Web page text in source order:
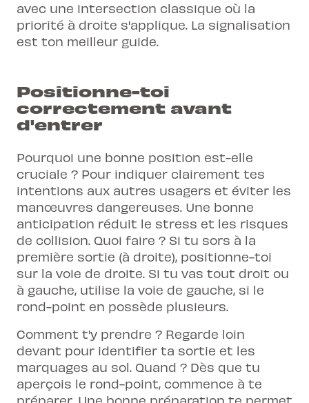
avec une intersection classique où la
priorité à droite s'applique. La signalisation
est ton meilleur guide.
Positionne-toi
correctement avant
d'entrer
Pourquoi une bonne position est-elle
cruciale ? Pour indiquer clairement tes
intentions aux autres usagers et éviter les
manœuvres dangereuses. Une bonne
anticipation réduit le stress et les risques
de collision. Quoi faire ? Si tu sors à la
première sortie (à droite), positionne-toi
sur la voie de droite. Si tu vas tout droit ou
à gauche, utilise la voie de gauche, si le
rond-point en possède plusieurs.
Comment t'y prendre ? Regarde loin
devant pour identifier ta sortie et les
marquages au sol. Quand ? Dès que tu
aperçois le rond-point, commence à te
préparer. Une bonne préparation te permet